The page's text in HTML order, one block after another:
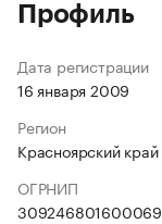
Профиль
Дата регистрации
16 января 2009
Регион
Красноярский край
ОГРНИП
309246801600069